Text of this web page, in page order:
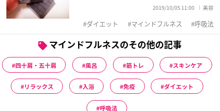
2019/10/05 11:00 美容
ダイエット マインドフルネス 呼吸法
マインドフルネスのその他の記事
四十肩・五十肩 風呂 筋トレ スキンケア
リラックス 入浴 免疫 ダイエット
呼吸法